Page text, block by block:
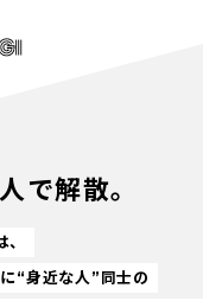
で解散。
“身近な人”同士の